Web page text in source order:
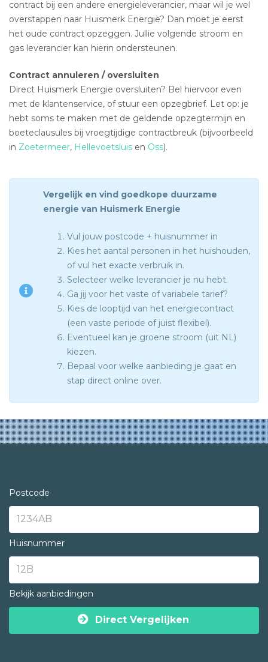
contract bij een andere energieleverancier, maar wil je wel
overstappen naar Huismerk Energie? Dan moet je eerst
het oude contract opzeggen. Jullie volgende stroom en
gas leverancier kan hierin ondersteunen.
Contract annuleren / oversluiten
Direct Huismerk Energie oversluiten? Bel hiervoor even
met de klantenservice, of stuur een opzegbrief. Let op: je
hebt soms te maken met de geldende opzegtermijn en
boeteclausules bij vroegtijdige contractbreuk (bijvoorbeeld
in Zoetermeer, Hellevoetsluis en Oss).
Vergelijk en vind goedkope duurzame
energie van Huismerk Energie
Vul jouw postcode + huisnummer in
Kies het aantal personen in het huishouden,
of vul het exacte verbruik in.
Selecteer welke leverancier je nu hebt.
Ga jij voor het vaste of variabele tarief?
Kies de looptijd van het energiecontract
(een vaste periode of juist flexibel).
Eventueel kan je groene stroom (uit NL)
kiezen.
Bepaal voor welke aanbieding je gaat en
stap direct online over.
Postcode
Huisnummer
Bekijk aanbiedingen
Direct Vergelijken